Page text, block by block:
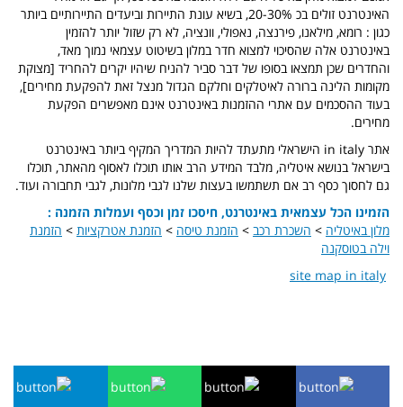
האינטרנט זולים בכ 20-30%, בשיא עונת התיירות וביעדים התיירותיים ביותר
כגון : רומא, מילאנו, פירנצה, נאפולי, וונציה, לא רק שזול יותר להזמין
באינטרנט אלה שהסיכוי למצוא חדר במלון בשיטוט עצמאי נמוך מאד,
והחדרים שכן תמצאו בסופו של דבר סביר להניח שיהיו יקרים להחריד [מצוקת
מקומות הלינה ברורה לאיטלקים וחלקם הגדול מנצל זאת להפקעת מחירים],
בעוד ההסכמים עם אתרי ההזמנות באינטרנט אינם מאפשרים הפקעת
מחירים.
אתר in italy הישראלי מתעתד להיות המדריך המקיף ביותר באינטרנט
בישראל בנושא איטליה, מלבד המידע הרב אותו תוכלו לאסוף מהאתר, תוכלו
גם לחסוך כסף רב אם תשתמשו בעצות שלנו לגבי מלונות, לגבי תחבורה ועוד.
הזמינו הכל עצמאית באינטרנט, חיסכו זמן וכסף ועמלות הזמנה :
מלון באיטליה > השכרת רכב > הזמנת טיסה > הזמנת אטרקציות > הזמנת
וילה בטוסקנה
site map in italy